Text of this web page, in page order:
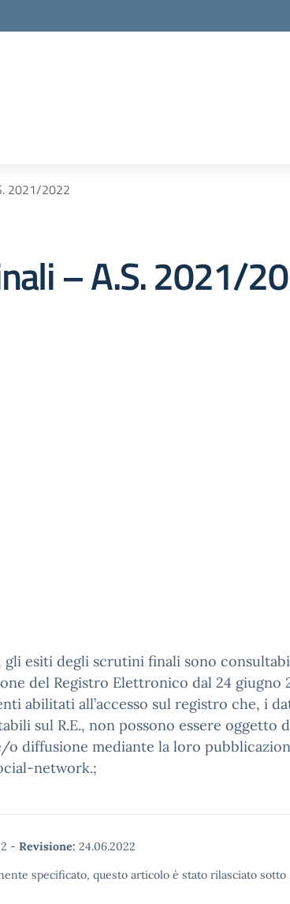
2021/2022
– A.S. 2021/
gli esiti degli scrutini finali sono
del Registro Elettronico dal 24 giugno
abilitati all’accesso sul registro che, i
sul R.E., non possono essere oggetto
o diffusione mediante la loro
network.;
- Revisione: 24.06.2022
specificato, questo articolo è stato rilasciato